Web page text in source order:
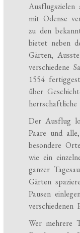
mit Odense
zu den
bietet neben
Gärten,
verschiedene
1554
über
Der Ausflug
Paare und
besondere
wie ein
ganzer
Gärten
Pausen
verschiedenen
Wer mehrere